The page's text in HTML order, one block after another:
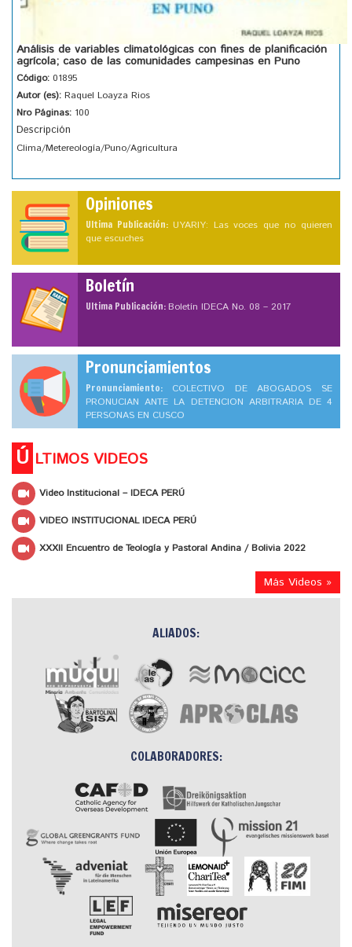
Análisis de variables climatológicas con fines de planificación
agrícola; caso de las comunidades campesinas en Puno
Código: 01895
Autor (es): Raquel Loayza Rios
Nro Páginas: 100
Descripción
Clima/Metereología/Puno/Agricultura
Opiniones
Ultima Publicación: UYARIY: Las voces que no quieren
que escuches
Boletín
Ultima Publicación:Boletín IDECA No. 08 – 2017
Pronunciamientos
Pronunciamiento: COLECTIVO DE ABOGADOS SE
PRONUCIAN ANTE LA DETENCION ARBITRARIA DE 4
PERSONAS EN CUSCO
Ú LTIMOS VIDEOS
Video Institucional – IDECA PERÚ
VIDEO INSTITUCIONAL IDECA PERÚ
XXXII Encuentro de Teología y Pastoral Andina / Bolivia 2022
Más Videos »
ALIADOS:
COLABORADORES: